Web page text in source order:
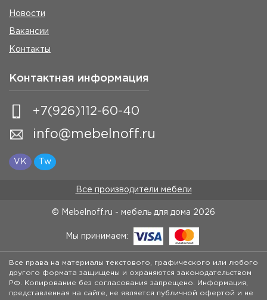
Новости
Вакансии
Контакты
Контактная информация
+7(926)112-60-40
info@mebelnoff.ru
VK Tw
Все производители мебели
© Mebelnoff.ru - мебель для дома 2026
Мы принимаем:
Все права на материалы текстового, графического или любого
другого формата защищены и охраняются законодательством
РФ. Копирование без согласования запрещено. Информация,
представленная на сайте, не является публичной офертой и не